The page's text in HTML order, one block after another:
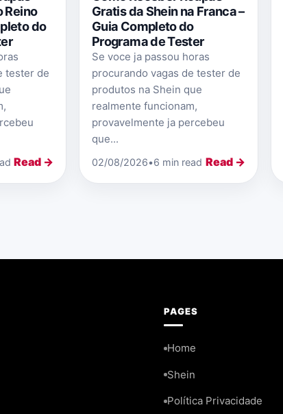
Reino
do
tester de
Read →
Gratis da Shein na Franca –
Guia Completo do
Programa de Tester
Se voce ja passou horas
procurando vagas de tester de
produtos na Shein que
realmente funcionam,
provavelmente ja percebeu
que...
02/08/2026•6 min read Read →
PAGES
Home
Shein
Política Privacidade